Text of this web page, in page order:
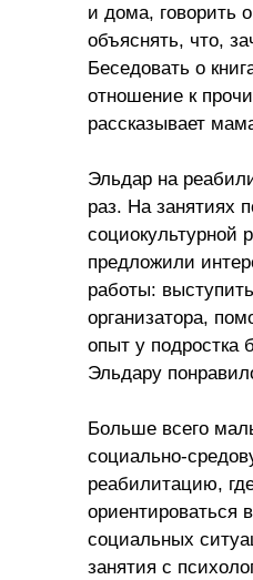
и дома, говорить
объяснять, что,
Беседовать о
отношение к
рассказывает
Эльдар на
раз. На занятиях
социокультурной
предложили
работы:
организатора,
опыт у подростка
Эльдару
Больше всего
социально-
реабилитацию,
ориентироваться
социальных
занятия с